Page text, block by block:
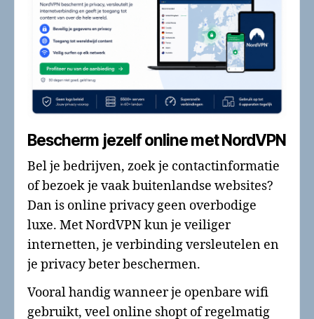
Bescherm jezelf online met NordVPN
Bel je bedrijven, zoek je contactinformatie
of bezoek je vaak buitenlandse websites?
Dan is online privacy geen overbodige
luxe. Met NordVPN kun je veiliger
internetten, je verbinding versleutelen en
je privacy beter beschermen.
Vooral handig wanneer je openbare wifi
gebruikt, veel online shopt of regelmatig